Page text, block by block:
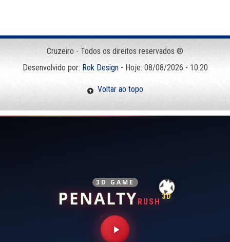
Cruzeiro - Todos os direitos reservados ®
Desenvolvido por: Rok Design- Hoje: 08/08/2026 - 10:20
Voltar ao topo
3D GAME
PENALTY RUSH
3D